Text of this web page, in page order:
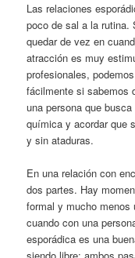
Las relaciones
poco de sal a la rutina.
quedar de vez en
atracción es muy
profesionales,
fácilmente si sabemos
una persona que
química y acordar que
y sin ataduras.
En una relación con
dos partes. Hay
formal y mucho menos
cuando con una
esporádica es una